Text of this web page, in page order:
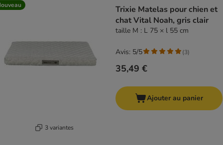
3 variantes
Trixie Matelas pour chien et
chat Vital Noah, gris clair
taille M : L 75 × l 55 cm
35,49 €
Avis: 5/5 (3)
Ajouter au panier